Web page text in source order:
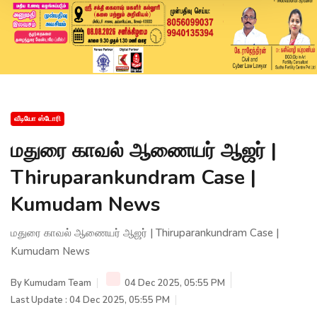
வீடியோ ஸ்டோரி
மதுரை காவல் ஆணையர் ஆஜர் |
Thiruparankundram Case |
Kumudam News
மதுரை காவல் ஆணையர் ஆஜர் | Thiruparankundram Case |
Kumudam News
ByKumudam Team
04 Dec 2025, 05:55 PM
Last Update : 04 Dec 2025, 05:55 PM